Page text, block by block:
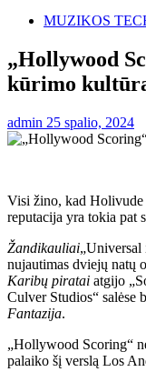
MUZIKOS
„Hollywood
kūrimo
admin 25 spalio, 2024
Visi žino, kad
reputacija yra tokia pat
Žandikauliai„Universal
nujautimas dviejų natų
Karibų piratai atgijo
Culver Studios“ salėse
Fantazija.
„Hollywood Scoring“
palaiko šį verslą Los